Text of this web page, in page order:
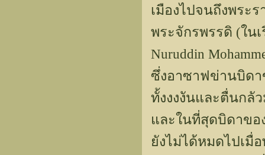
เมืองไปจนถึงพระ
พระจักรพรรดิ (ใน
Nuruddin
ซึ่งอาซาฟข่านบิดา
ทั้งงงงันและตื่นกลั
และในที่สุดบิดาขอ
ยังไม่ได้หมดไปเมื่